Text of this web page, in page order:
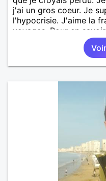
j'ai un gros coeur. Je
l'hypocrisie. J'aime la
voyages. Pour en